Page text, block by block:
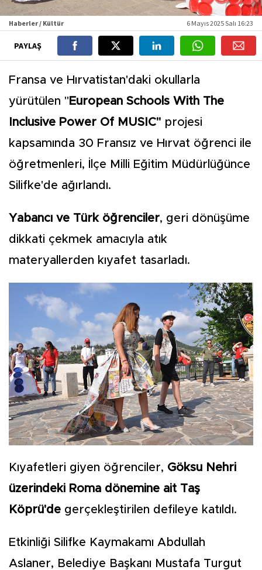
Haberler / Kültür 6 Mayıs 2025 Salı 16:23
PAYLAŞ
Fransa ve Hırvatistan'daki okullarla
yürütülen " European Schools With The
Inclusive Power Of MUSIC" projesi
kapsamında 30 Fransız ve Hırvat öğrenci ile
öğretmenleri, İlçe Milli Eğitim Müdürlüğünce
Silifke'de ağırlandı.
Yabancı ve Türk öğrenciler, geri dönüşüme
dikkati çekmek amacıyla atık
materyallerden kıyafet tasarladı.
Kıyafetleri giyen öğrenciler, Göksu Nehri
üzerindeki Roma dönemine ait Taş
Köprü'de gerçekleştirilen defileye katıldı.
Etkinliği Silifke Kaymakamı Abdullah
Aslaner, Belediye Başkanı Mustafa Turgut